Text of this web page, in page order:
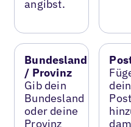
angibst.
Bundesland
/ Provinz
Gib dein
Bundesland
oder deine
Provinz